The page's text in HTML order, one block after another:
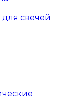
свечей